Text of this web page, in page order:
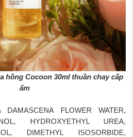
hồng Cocoon 30ml thuần chay cấp
ẩm
DAMASCENA FLOWER WATER,
HYDROXYETHYL UREA,
DIMETHYL ISOSORBIDE,